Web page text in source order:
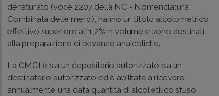
denaturato (voce 2207 della NC - Nomenclatura
Combinata delle merci), hanno un titolo alcolometrico
effettivo superiore all'1,2% in volume e sono destinati
alla preparazione di bevande analcoliche.
La CMCI è sia un depositario autorizzato sia un
destinatario autorizzato ed è abilitata a ricevere
annualmente una data quantità di alcol etilico sfuso